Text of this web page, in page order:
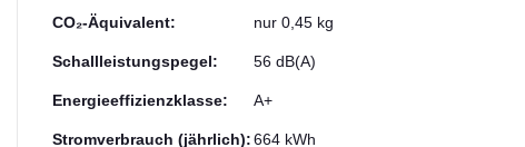
CO₂-Äquivalent: nur 0,45 kg
Schallleistungspegel: 56 dB(A)
Energieeffizienzklasse: A+
Stromverbrauch (jährlich):664 kWh